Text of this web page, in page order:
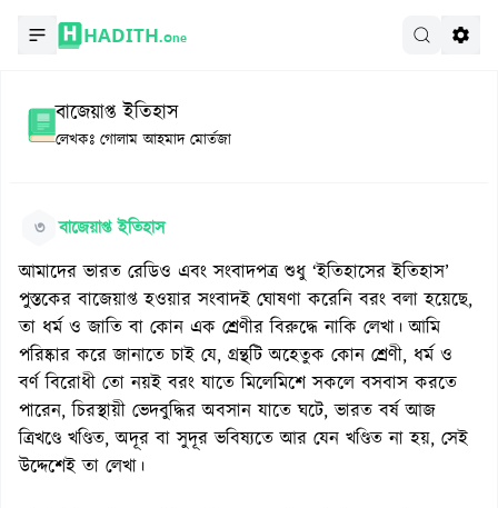
HADITH.One
বাজেয়াপ্ত ইতিহাস
লেখকঃ গোলাম আহমাদ মোর্তজা
৩ বাজেয়াপ্ত ইতিহাস
আমাদের ভারত রেডিও এবং সংবাদপত্র শুধু ‘ইতিহাসের ইতিহাস’
পুস্তকের বাজেয়াপ্ত হওয়ার সংবাদই ঘোষণা করেনি বরং বলা হয়েছে,
তা ধর্ম ও জাতি বা কোন এক শ্রেণীর বিরুদ্ধে নাকি লেখা। আমি
পরিষ্কার করে জানাতে চাই যে, গ্রন্থটি অহেতুক কোন শ্রেণী, ধর্ম ও
বর্ণ বিরোধী তো নয়ই বরং যাতে মিলেমিশে সকলে বসবাস করতে
পারেন, চিরস্থায়ী ভেদবুদ্ধির অবসান যাতে ঘটে, ভারত বর্ষ আজ
ত্রিখণ্ডে খণ্ডিত, অদূর বা সুদূর ভবিষ্যতে আর যেন খণ্ডিত না হয়, সেই
উদ্দেশেই তা লেখা।